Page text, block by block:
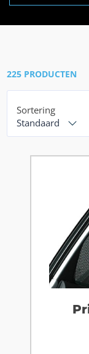
225 PRODUCTEN
Sortering
Standaard